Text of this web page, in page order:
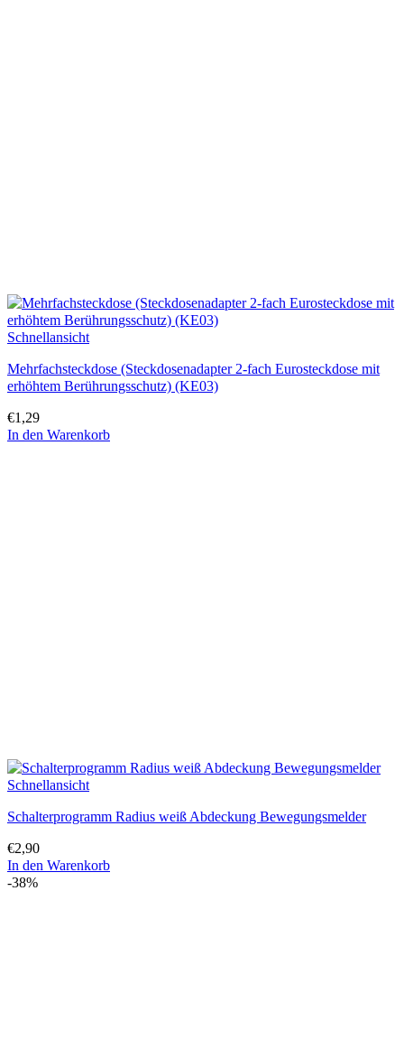
Schnellansicht
Mehrfachsteckdose (Steckdosenadapter 2-fach Eurosteckdose mit
erhöhtem Berührungsschutz) (KE03)
€1,29
In den Warenkorb
Schnellansicht
Schalterprogramm Radius weiß Abdeckung Bewegungsmelder
€2,90
In den Warenkorb
-38%